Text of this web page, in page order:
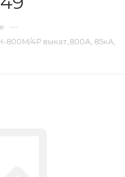
—
800M/4P выкат.,800А, 85кА,